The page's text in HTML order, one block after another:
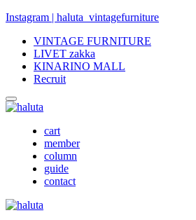
Instagram | haluta_vintagefurniture
VINTAGE FURNITURE
LIVET zakka
KINARINO MALL
Recruit
cart
member
column
guide
contact